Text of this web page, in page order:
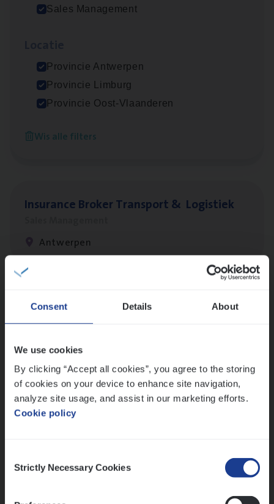
Consent Details About
We use cookies
By clicking “Accept all cookies”, you agree to the storing
of cookies on your device to enhance site navigation,
analyze site usage, and assist in our marketing efforts.
Cookie policy
Selection
Strictly Necessary Cookies
Sales Management
Provincie Antwerpen
Provincie Limburg
Provincie Oost-Vlaanderen
Wis alle filters
Cor­po­ra­te Insu­ran­ce Bro­ker Property
Insu­ran­ce Bro­kerKMO
Antwerpen
Insu­ran­ce Bro­ker Trans­port& Logistiek
Antwerpen
Lees onze verhalen
Meer dan collega’s: hoe Julie en Aurélie elkaar
Mathias houdt van diepgaande dossiers én droge
humor
Thalia zoekt graag oplossingen, in games én op het
werk
Ons sollicitatieproces